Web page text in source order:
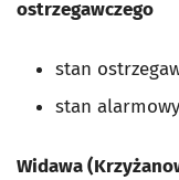
ostrzegawczego
stan
stan
Widawa